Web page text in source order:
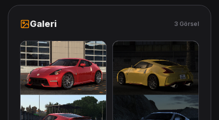
Galeri 3 Görsel